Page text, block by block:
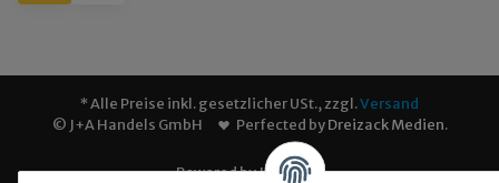
* Alle Preise inkl. gesetzlicher USt., zzgl.Versand
© J+A Handels GmbH
Perfected byDreizack Medien.
Powered byJTL-Shop